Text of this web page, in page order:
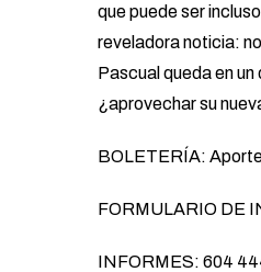
que puede ser
reveladora noticia:
Pascual queda en
¿aprovechar su
BOLETERÍA:
FORMULARIO DE
INFORMES: 604